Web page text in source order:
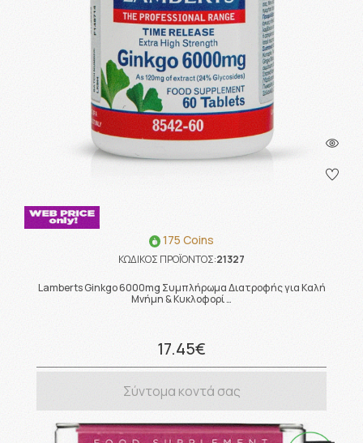
175 Coins
ΚΩΔΙΚΟΣ ΠΡΟΪΟΝΤΟΣ:21327
Lamberts Ginkgo 6000mg Συμπλήρωμα Διατροφής για Καλή
Μνήμη & Κυκλοφορί …
17.45€
Σύντομα κοντά σας